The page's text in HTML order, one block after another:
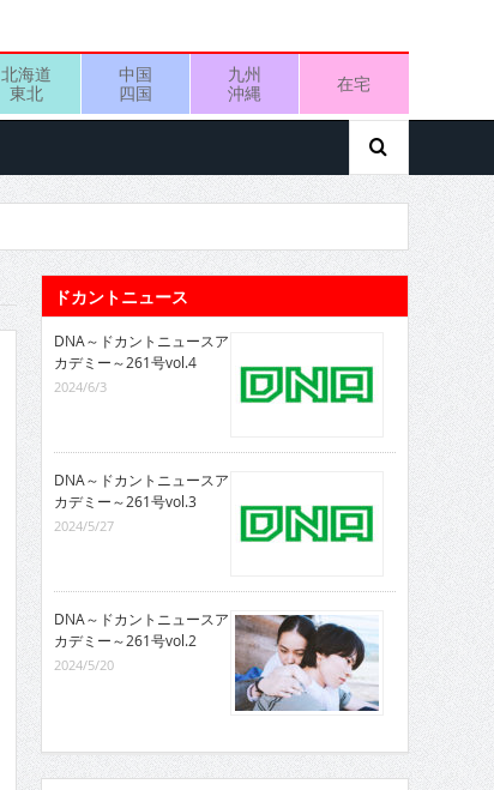
北海道
東北
中国
四国
九州
沖縄
在宅
ドカントニュース
DNA～ドカントニュースア
カデミー～261号vol.4
2024/6/3
DNA～ドカントニュースア
カデミー～261号vol.3
2024/5/27
DNA～ドカントニュースア
カデミー～261号vol.2
2024/5/20